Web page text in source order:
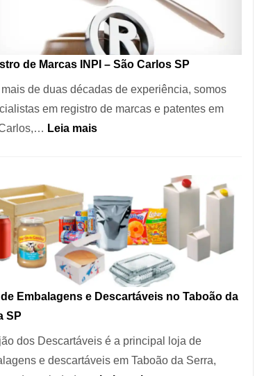
Culinária
Italiana
do
Itaim
de Marcas INPI – São Carlos SP
de duas décadas de experiência, somos
em registro de marcas e patentes em
Leia mais:
INPI
–
São
Carlos
Embalagens e Descartáveis no Taboão da
SP
dos Descartáveis é a principal loja de
e descartáveis em Taboão da Serra,